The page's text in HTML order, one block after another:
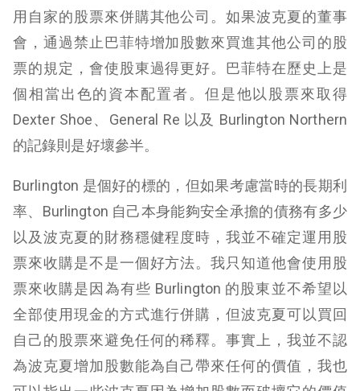
用自家的股票來併購其他公司。如果波克夏的董事
會，通過禁止巴菲特增加股數來買進其他公司的股
票的規定，會使股東過得更好。巴菲特在歷史上是
個相當出色的資本配置者。但是他以股票來取得
Dexter Shoe、General Re 以及 Burlington Northern
的記錄則是好壞參半。
Burlington 是個好的標的，但如果考慮當時的長期利
率、Burlington 自己本身能夠安全承擔的債務有多少
以及波克夏的財務穩健程度時，我並不確定運用股
票來收購是不是一個好方法。我只知道他會使用股
票來收購是因為有些 Burlington 的股東並不希望以
全部使用現金的方式進行併購，但波克夏可以買回
自己的股票來避免任何的稀釋。事實上，我並不認
為波克夏增加股數能為自己帶來任何的價值，我也